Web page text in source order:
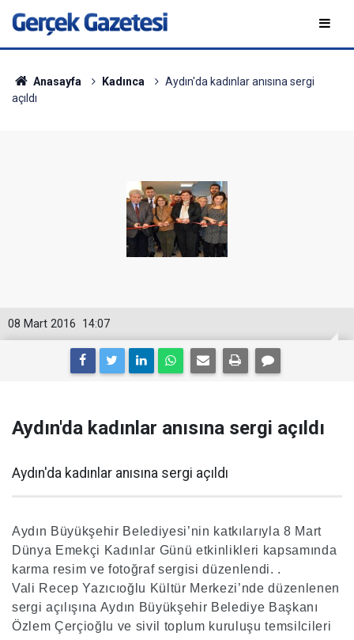
Anasayfa Kadınca
Aydın'da kadınlar anısına sergi
açıldı
14:07
08 Mart 2016
Aydın'da kadınlar anısına sergi açıldı
Aydın'da kadınlar anısına sergi açıldı
Aydın Büyükşehir Belediyesi’nin katkılarıyla 8 Mart
Dünya Emekçi Kadınlar Günü etkinlikleri kapsamında
karma resim ve fotoğraf sergisi düzenlendi. .
Vali Recep Yazıcıoğlu Kültür Merkezi’nde düzenlenen
sergi açılışına Aydın Büyükşehir Belediye Başkanı
Özlem Çerçioğlu ve sivil toplum kuruluşu temsilcileri